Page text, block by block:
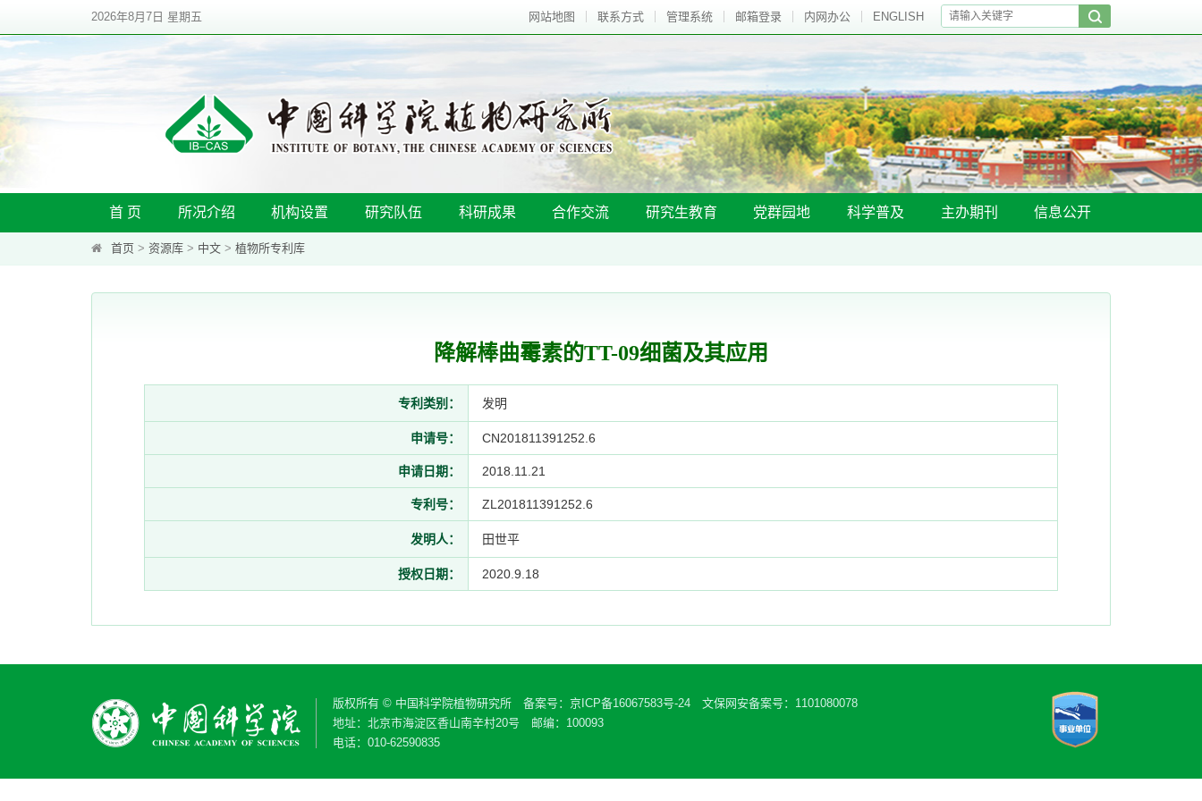
2026年8月7日 星期五 网站地图 联系方式 管理系统 邮箱登录 内网办公 ENGLISH
首 页 所况介绍 机构设置 研究队伍 科研成果 合作交流 研究生教育 党群园地 科学普及 主办期刊 信息公开
首页 > 资源库 > 中文 > 植物所专利库
降解棒曲霉素的TT-09细菌及其应用
专利类别： 发明
申请号： CN201811391252.6
申请日期： 2018.11.21
专利号： ZL201811391252.6
发明人： 田世平
授权日期： 2020.9.18
版权所有 © 中国科学院植物研究所 备案号： 京ICP备16067583号-24 文保网安备案号：1101080078
地址：北京市海淀区香山南辛村20号 邮编：100093
电话：010-62590835